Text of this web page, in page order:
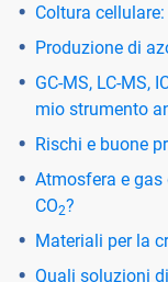
Coltura
Produzione di
GC-MS, LC-MS,
mio strumento
Rischi e buone
Atmosfera e
CO2?
Materiali per la
Quali soluzioni